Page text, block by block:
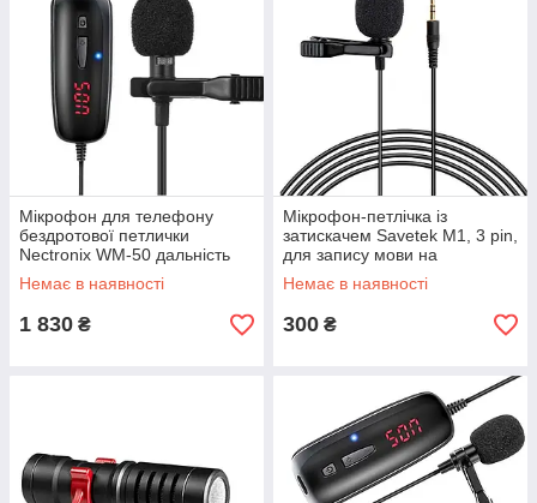
Мікрофон для телефону
бездротової петлички
Nectronix WM-50 дальність
зв'язку до 50 метрів
GoodPlace -worry-free-
Немає в наявності
1 830 ₴
Мікрофон-петлічка із
затискачем Savetek M1, 3 pin,
для запису мови на
диктофон та комп'ютер
GoodPlace -worry-free-
Немає в наявності
300 ₴